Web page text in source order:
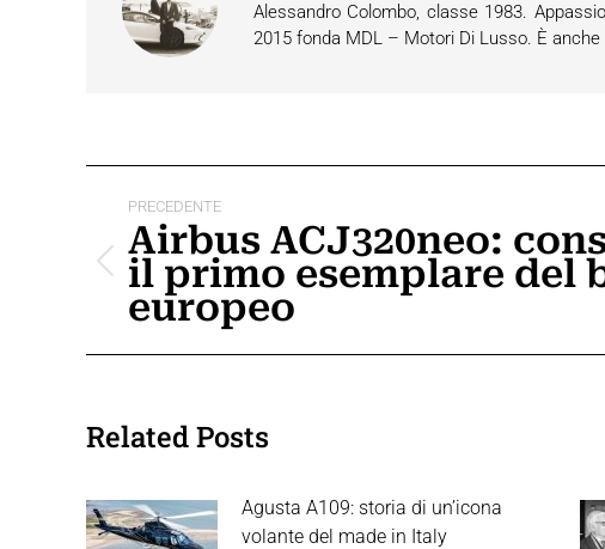
Alessandro Colombo, classe 1983.
2015 fonda MDL – Motori Di Lusso. È
post
PRECEDENTE
Post
precedente:
Airbus ACJ320neo:
il primo esemplare del
europeo
Related Posts
Agusta A109: storia di un’icona
volante del made in Italy